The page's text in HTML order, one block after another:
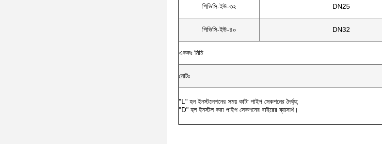
পিভিসি-ইউ-৩২ DN25
পিভিসি-ইউ-৪০ DN32
এককঃ মিমি
নোটঃ
"L" হল ইনস্টলেশনের সময় কাটা পাইপ সেকশনের দৈর্ঘ্য;
"D" হল ইনস্টল করা পাইপ সেকশনের বাইরের ব্যাসার্ধ।